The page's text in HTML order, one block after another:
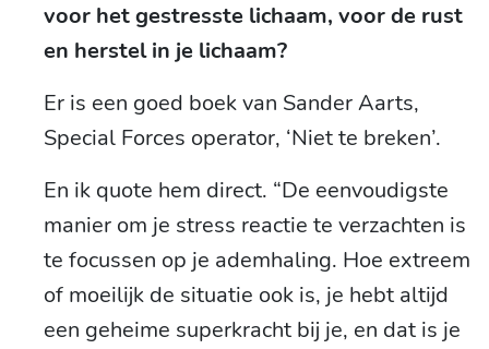
voor het gestresste lichaam, voor de rust
en herstel in je lichaam?
Er is een goed boek van Sander Aarts,
Special Forces operator, ‘Niet te breken’.
En ik quote hem direct. “De eenvoudigste
manier om je stress reactie te verzachten is
te focussen op je ademhaling. Hoe extreem
of moeilijk de situatie ook is, je hebt altijd
een geheime superkracht bij je, en dat is je